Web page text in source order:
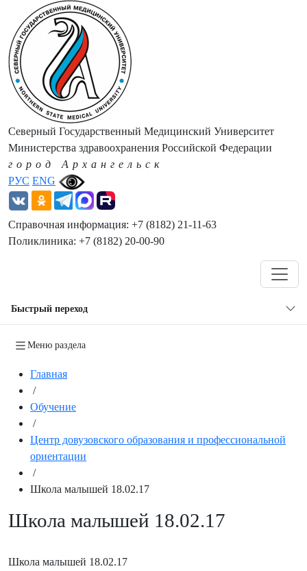
РУС ENG
Северный Государственный Медицинский Университет
Министерства здравоохранения Российской Федерации
город Архангельск
Справочная информация: +7 (8182) 21-11-63
Поликлиника: +7 (8182) 20-00-90
Быстрый переход
Меню раздела
Главная
/
Обучение
/
Центр довузовского образования и профессиональной
ориентации
/
Школа малышей 18.02.17
Школа малышей 18.02.17
Школа малышей 18.02.17